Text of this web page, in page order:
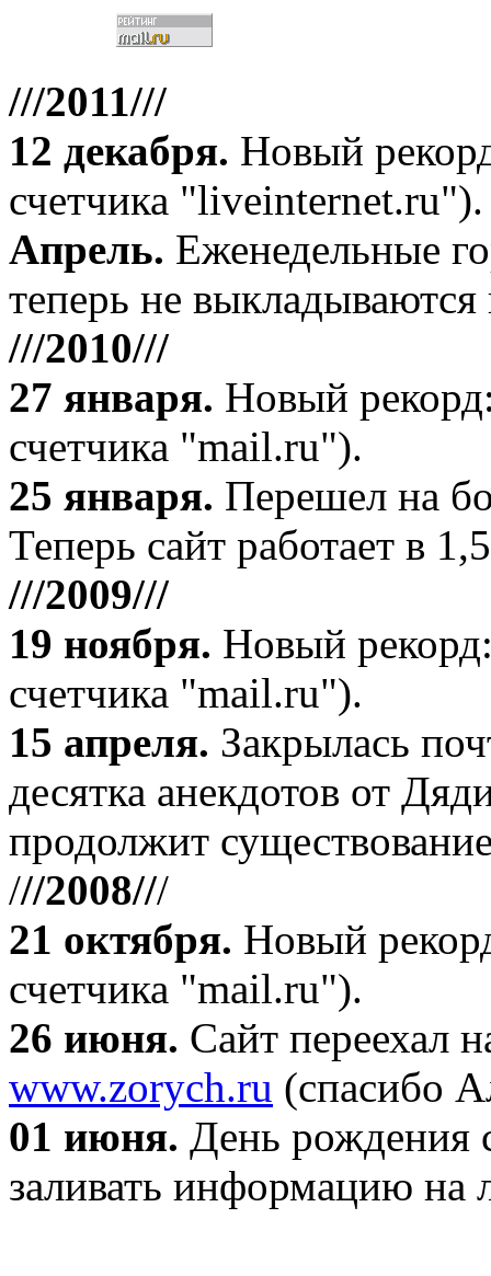
///2011///
12 декабря. Новый
счетчика "liveinternet.ru").
Апрель. Еженедельные
теперь не выкладываются
///2010///
27 января. Новый
счетчика "mail.ru").
25 января. Перешел на
Теперь сайт работает в
///2009///
19 ноября. Новый
счетчика "mail.ru").
15 апреля. Закрылась
десятка анекдотов от
продолжит
///2008///
21 октября. Новый
счетчика "mail.ru").
26 июня. Сайт переехал
www.zorych.ru (спасибо
01 июня. День рождения
заливать информацию на